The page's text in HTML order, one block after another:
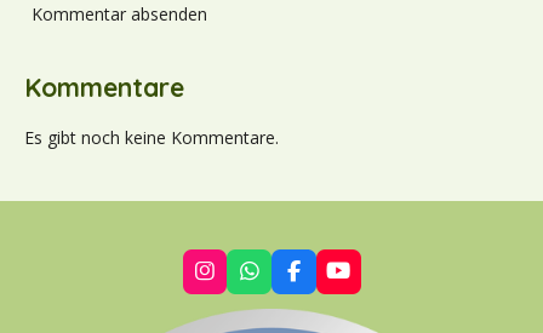
Kommentar absenden
Kommentare
Es gibt noch keine Kommentare.
I
n
s
W
h
a
F
a
c
Y
o
u